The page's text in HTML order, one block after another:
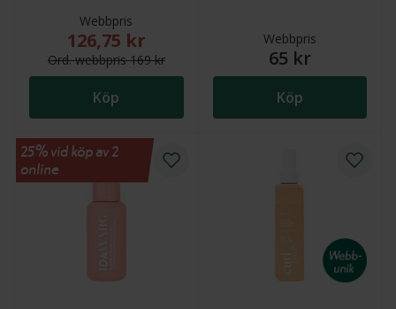
Webbpris
Nytt reducerat pris: 126,75 kr. Ordinarie webbpris
126,75 kr
Ord.webbpris169 kr
Köp
Webbpris
65 kr
Köp
25% vid köp av 2
online